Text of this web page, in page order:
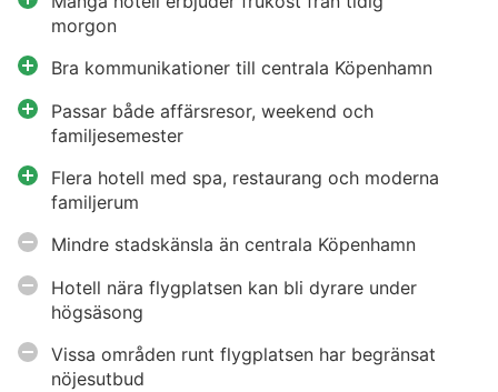
morgon
Bra kommunikationer till centrala Köpenhamn
Passar både affärsresor, weekend och
familjesemester
Flera hotell med spa, restaurang och moderna
familjerum
Mindre stadskänsla än centrala Köpenhamn
Hotell nära flygplatsen kan bli dyrare under
högsäsong
Vissa områden runt flygplatsen har begränsat
nöjesutbud